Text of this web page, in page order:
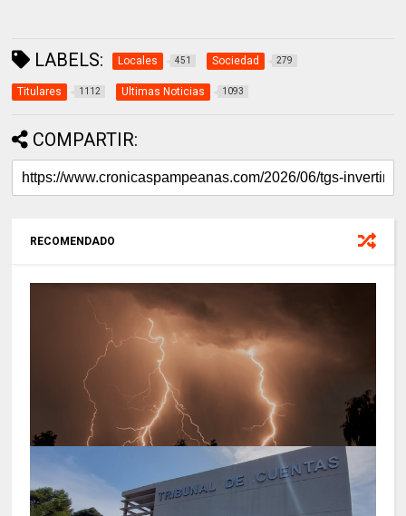
LABELS: Locales 451 Sociedad 279
Titulares 1112 Ultimas Noticias 1093
COMPARTIR:
RECOMENDADO